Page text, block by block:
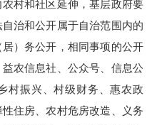
村和社区延伸，基层政府要
治和公开属于自治范围内的
）务公开，相同事项的公开
农信息社、公众号、信息公
村振兴、村级财务、惠农政
住房、农村危房改造、义务